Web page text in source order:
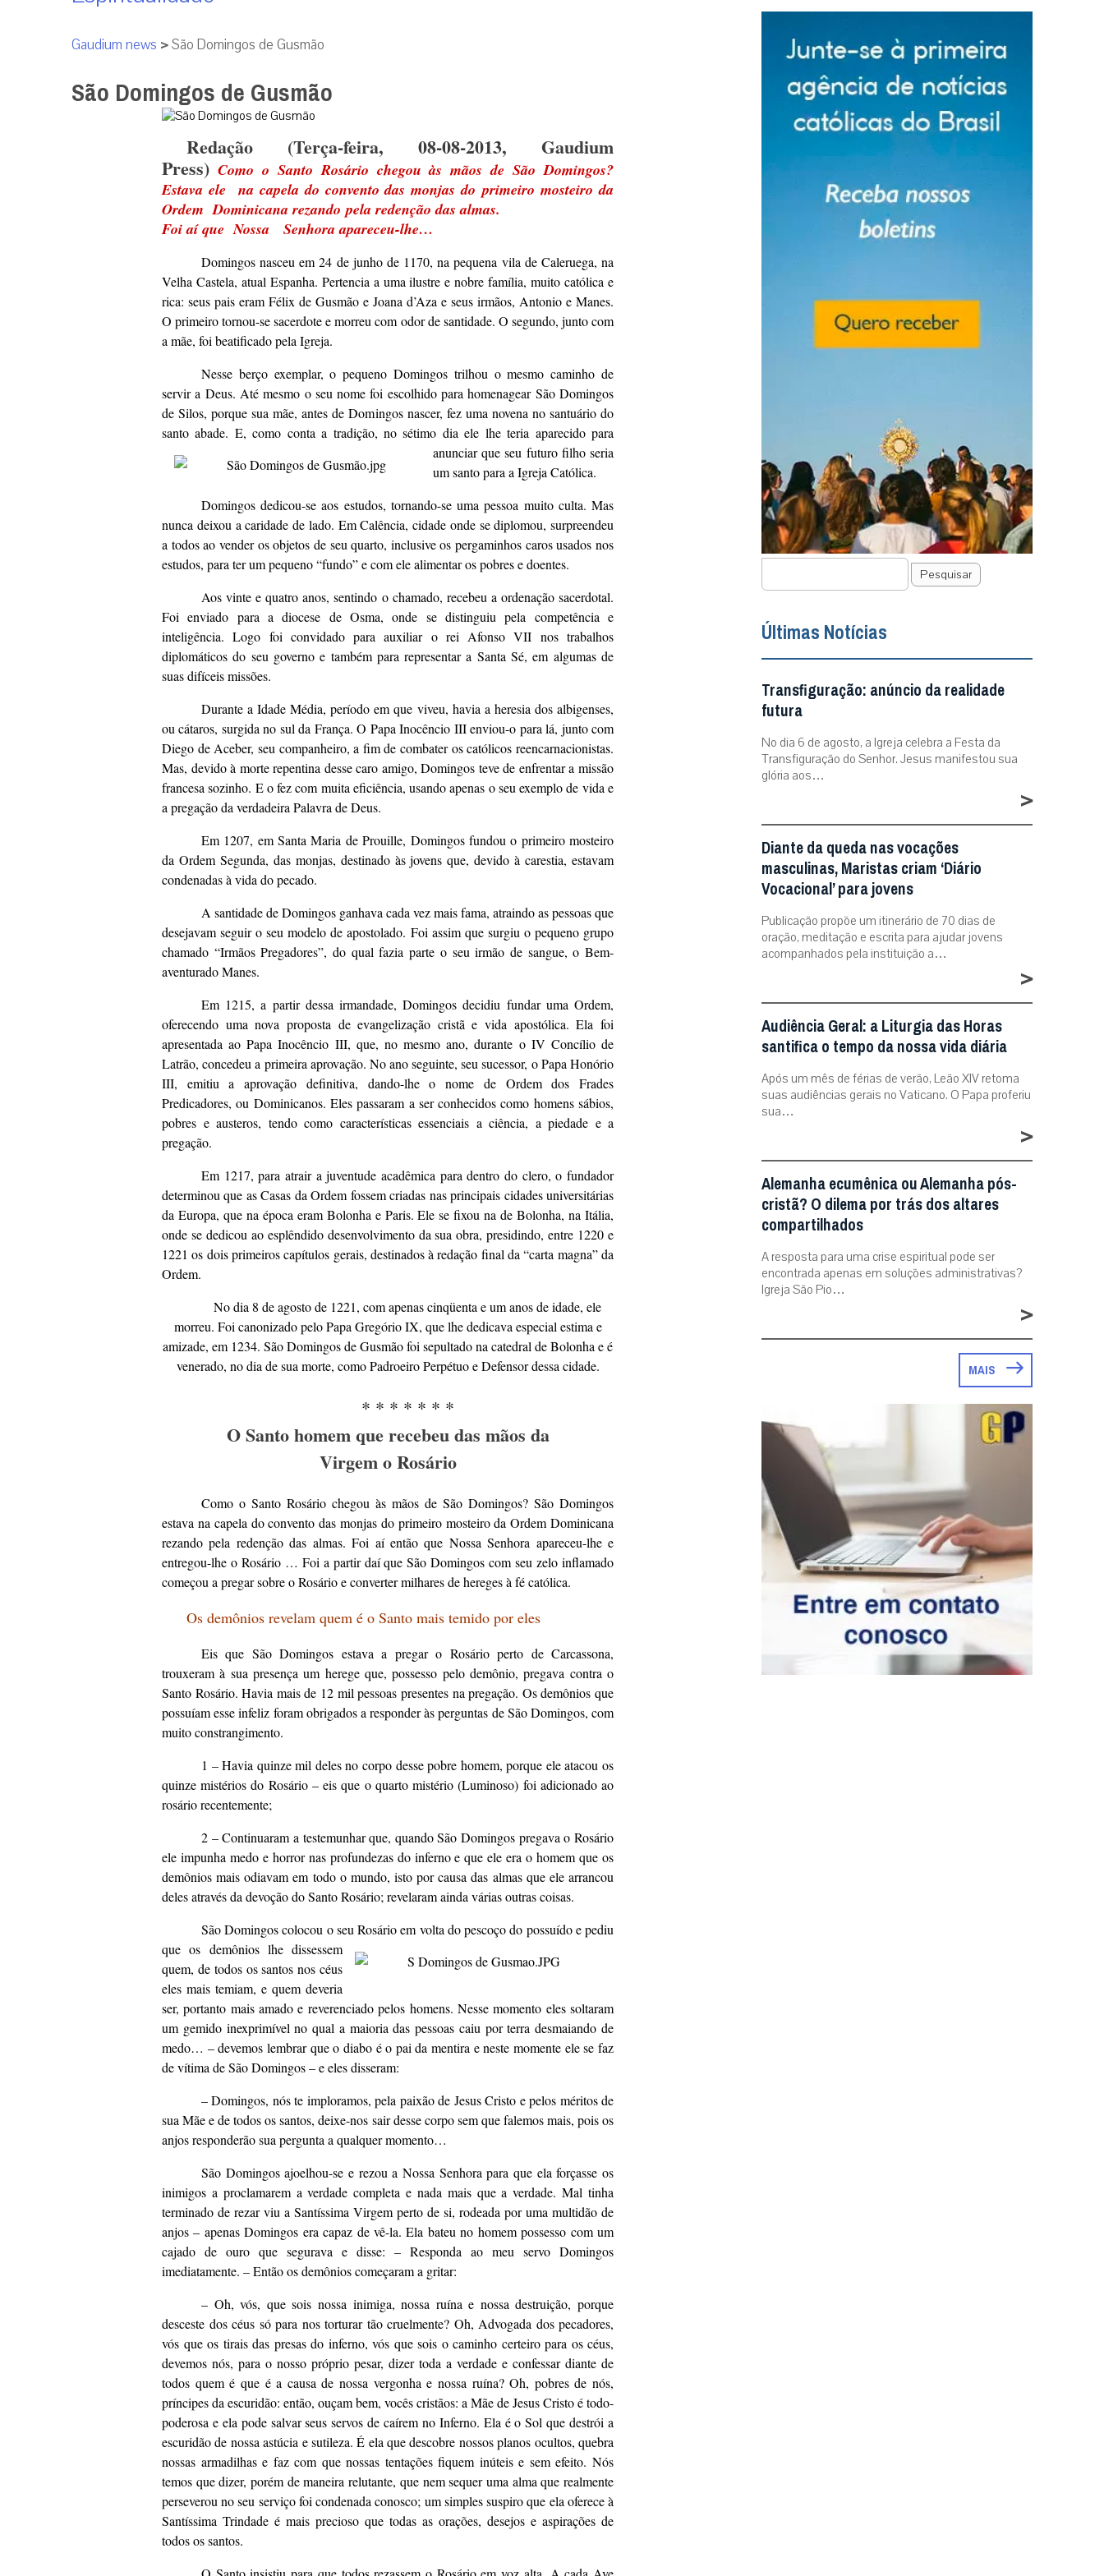
Gaudium news >São Domingos de Gusmão
São Domingos de Gusmão
Redação (Terça-feira, 08-08-2013, Gaudium
Press) Como o Santo Rosário chegou às mãos de São Domingos?
Estava ele na capela do convento das monjas doprimeiro mosteiro da
Ordem Dominicana rezandopela redenção das almas.
Foi aí que Nossa
Senhora apareceu-lhe…
Domingos nasceu em 24 de junho de 1170, na pequena vila de Caleruega, na
Velha Castela, atual Espanha. Pertencia a uma ilustre e nobre família, muito católica e
rica: seus pais eram Félix de Gusmão e Joana d’Aza e seus irmãos, Antonio e Manes.
O primeiro tornou-se sacerdote e morreu com odor de santidade. O segundo, junto com
a mãe, foi beatificado pela Igreja.
Nesse berço exemplar, o pequeno Domingos trilhou o mesmo caminho de
servir a Deus. Até mesmo o seu nome foi escolhido para homenagear São Domingos
de Silos, porque sua mãe, antes de Domingos nascer, fez uma novena no santuário do
santo abade. E, como conta a tradição, no sétimo dia ele lhe teria aparecido para
anunciar que seu futuro filho seria
um santo para a Igreja Católica.
Domingos dedicou-se aos estudos, tornando-se uma pessoa muito culta. Mas
nunca deixou a caridade de lado. Em Calência, cidade onde se diplomou, surpreendeu
a todos ao vender os objetos de seu quarto, inclusive os pergaminhos caros usados nos
estudos, para ter um pequeno “fundo” e com ele alimentar os pobres e doentes.
Aos vinte e quatro anos, sentindo o chamado, recebeu a ordenação sacerdotal.
Foi enviado para a diocese de Osma, onde se distinguiu pela competência e
inteligência. Logo foi convidado para auxiliar o rei Afonso VII nos trabalhos
diplomáticos do seu governo e também para representar a Santa Sé, em algumas de
suas difíceis missões.
Durante a Idade Média, período em que viveu, havia a heresia dos albigenses,
ou cátaros, surgida no sul da França. O Papa Inocêncio III enviou-o para lá, junto com
Diego de Aceber, seu companheiro, a fim de combater os católicos reencarnacionistas.
Mas, devido à morte repentina desse caro amigo, Domingos teve de enfrentar a missão
francesa sozinho. E o fez com muita eficiência, usando apenas o seu exemplo de vida e
a pregação da verdadeira Palavra de Deus.
Em 1207, em Santa Maria de Prouille, Domingos fundou o primeiro mosteiro
da Ordem Segunda, das monjas, destinado às jovens que, devido à carestia, estavam
condenadas à vida do pecado.
A santidade de Domingos ganhava cada vez mais fama, atraindo as pessoas que
desejavam seguir o seu modelo de apostolado. Foi assim que surgiu o pequeno grupo
chamado “Irmãos Pregadores”, do qual fazia parte o seu irmão de sangue, o Bem-
aventurado Manes.
Em 1215, a partir dessa irmandade, Domingos decidiu fundar uma Ordem,
oferecendo uma nova proposta de evangelização cristã e vida apostólica. Ela foi
apresentada ao Papa Inocêncio III, que, no mesmo ano, durante o IV Concílio de
Latrão, concedeu a primeira aprovação. No ano seguinte, seu sucessor, o Papa Honório
III, emitiu a aprovação definitiva, dando-lhe o nome de Ordem dos Frades
Predicadores, ou Dominicanos. Eles passaram a ser conhecidos como homens sábios,
pobres e austeros, tendo como características essenciais a ciência, a piedade e a
pregação.
Em 1217, para atrair a juventude acadêmica para dentro do clero, o fundador
determinou que as Casas da Ordem fossem criadas nas principais cidades universitárias
da Europa, que na época eram Bolonha e Paris. Ele se fixou na de Bolonha, na Itália,
onde se dedicou ao esplêndido desenvolvimento da sua obra, presidindo, entre 1220 e
1221 os dois primeiros capítulos gerais, destinados à redação final da “carta magna” da
Ordem.
No dia 8 de agosto de 1221, com apenas cinqüenta e um anos de idade, ele
morreu. Foi canonizado pelo Papa Gregório IX, que lhe dedicava especial estima e
amizade, em 1234. São Domingos de Gusmão foi sepultado na catedral de Bolonha e é
venerado, no dia de sua morte, como Padroeiro Perpétuo e Defensor dessa cidade.
* * * * * * *
O Santo homem que recebeu das mãos da
Virgem o Rosário
Como o Santo Rosário chegou às mãos de São Domingos? São Domingos
estava na capela do convento das monjas do primeiro mosteiro da Ordem Dominicana
rezando pela redenção das almas. Foi aí então que Nossa Senhora apareceu-lhe e
entregou-lhe o Rosário … Foi a partir daí que São Domingos com seu zelo inflamado
começou a pregar sobre o Rosário e converter milhares de hereges à fé católica.
Os demônios revelam quem é o Santo mais temido por eles
Eis que São Domingos estava a pregar o Rosário perto de Carcassona,
trouxeram à sua presença um herege que, possesso pelo demônio, pregava contra o
Santo Rosário. Havia mais de 12 mil pessoas presentes na pregação. Os demônios que
possuíam esse infeliz foram obrigados a responder às perguntas de São Domingos, com
muito constrangimento.
1 – Havia quinze mil deles no corpo desse pobre homem, porque ele atacou os
quinze mistérios do Rosário – eis que o quarto mistério (Luminoso) foi adicionado ao
rosário recentemente;
2 – Continuaram a testemunhar que, quando São Domingos pregava o Rosário
ele impunha medo e horror nas profundezas do inferno e que ele era o homem que os
demônios mais odiavam em todo o mundo, isto por causa das almas que ele arrancou
deles através da devoção do Santo Rosário; revelaram ainda várias outras coisas.
São Domingos colocou o seu Rosário em volta do pescoço do possuído e pediu
que os demônios lhe dissessem
quem, de todos os santos nos céus
eles mais temiam, e quem deveria
ser, portanto mais amado e reverenciado pelos homens. Nesse momento eles soltaram
um gemido inexprimível no qual a maioria das pessoas caiu por terra desmaiando de
medo… – devemos lembrar que o diabo é o pai da mentira e neste momente ele se faz
de vítima de São Domingos – e eles disseram:
– Domingos, nós te imploramos, pela paixão de Jesus Cristo e pelos méritos de
sua Mãe e de todos os santos, deixe-nos sair desse corpo sem que falemos mais, pois os
anjos responderão sua pergunta a qualquer momento…
São Domingos ajoelhou-se e rezou a Nossa Senhora para que ela forçasse os
inimigos a proclamarem a verdade completa e nada mais que a verdade. Mal tinha
terminado de rezar viu a Santíssima Virgem perto de si, rodeada por uma multidão de
anjos – apenas Domingos era capaz de vê-la. Ela bateu no homem possesso com um
cajado de ouro que segurava e disse: – Responda ao meu servo Domingos
imediatamente. – Então os demônios começaram a gritar:
– Oh, vós, que sois nossa inimiga, nossa ruína e nossa destruição, porque
desceste dos céus só para nos torturar tão cruelmente? Oh, Advogada dos pecadores,
vós que os tirais das presas do inferno, vós que sois o caminho certeiro para os céus,
devemos nós, para o nosso próprio pesar, dizer toda a verdade e confessar diante de
todos quem é que é a causa de nossa vergonha e nossa ruína? Oh, pobres de nós,
príncipes da escuridão: então, ouçam bem, vocês cristãos: a Mãe de Jesus Cristo é todo-
poderosa e ela pode salvar seus servos de caírem no Inferno. Ela é o Sol que destrói a
escuridão de nossa astúcia e sutileza. É ela que descobre nossos planos ocultos, quebra
nossas armadilhas e faz com que nossas tentações fiquem inúteis e sem efeito. Nós
temos que dizer, porém de maneira relutante, que nem sequer uma alma que realmente
perseverou no seu serviço foi condenada conosco; um simples suspiro que ela oferece à
Santíssima Trindade é mais precioso que todas as orações, desejos e aspirações de
todos os santos.
Pesquisar
Últimas Notícias
Transfiguração: anúncio da realidade
futura
No dia 6 de agosto, a Igreja celebra a Festa da
Transfiguração do Senhor. Jesus manifestou sua
glória aos…
>
Diante da queda nas vocações
masculinas, Maristas criam ‘Diário
Vocacional’ para jovens
Publicação propõe um itinerário de 70 dias de
oração, meditação e escrita para ajudar jovens
acompanhados pela instituição a…
>
Audiência Geral: a Liturgia das Horas
santifica o tempo da nossa vida diária
Após um mês de férias de verão, Leão XIV retoma
suas audiências gerais no Vaticano. O Papa proferiu
sua…
>
Alemanha ecumênica ou Alemanha pós-
cristã? O dilema por trás dos altares
compartilhados
A resposta para uma crise espiritual pode ser
encontrada apenas em soluções administrativas?
Igreja São Pio…
>
MAIS